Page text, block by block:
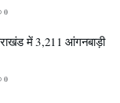
0
में 3,211 आंगनबाड़ी
0